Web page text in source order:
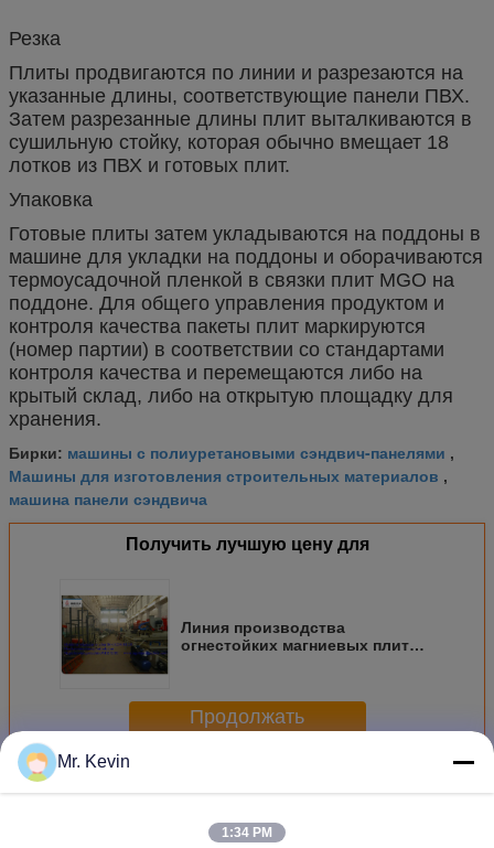
Резка
Плиты продвигаются по линии и разрезаются на
указанные длины, соответствующие панели ПВХ.
Затем разрезанные длины плит выталкиваются в
сушильную стойку, которая обычно вмещает 18
лотков из ПВХ и готовых плит.
Упаковка
Готовые плиты затем укладываются на поддоны в
машине для укладки на поддоны и оборачиваются
термоусадочной пленкой в ​​связки плит MGO на
поддоне. Для общего управления продуктом и
контроля качества пакеты плит маркируются
(номер партии) в соответствии со стандартами
контроля качества и перемещаются либо на
крытый склад, либо на открытую площадку для
хранения.
Бирки: машины с полиуретановыми сэндвич-панелями ,
Машины для изготовления строительных материалов ,
машина панели сэндвича
Получить лучшую цену для
Линия производства
огнестойких магниевых плит
Продолжать
Больше
Mr. Kevin
1:34 PM